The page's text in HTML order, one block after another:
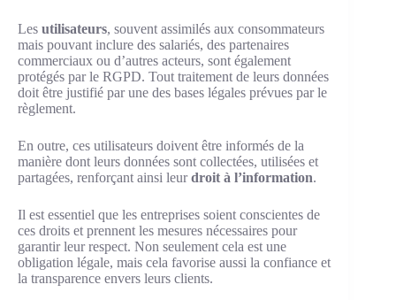
Les utilisateurs, souvent assimilés aux consommateurs
mais pouvant inclure des salariés, des partenaires
commerciaux ou d’autres acteurs, sont également
protégés par le RGPD. Tout traitement de leurs données
doit être justifié par une des bases légales prévues par le
règlement.
En outre, ces utilisateurs doivent être informés de la
manière dont leurs données sont collectées, utilisées et
partagées, renforçant ainsi leurdroit à l’information.
Il est essentiel que les entreprises soient conscientes de
ces droits et prennent les mesures nécessaires pour
garantir leur respect. Non seulement cela est une
obligation légale, mais cela favorise aussi la confiance et
la transparence envers leurs clients.